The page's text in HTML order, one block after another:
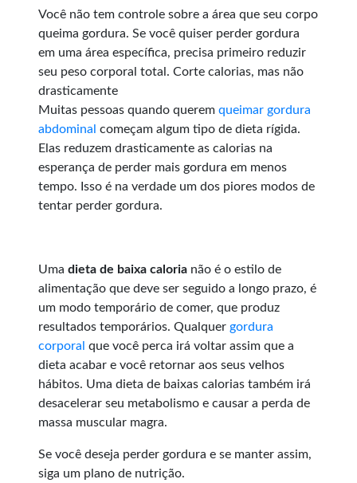
Você não tem controle sobre a área que seu corpo
queima gordura. Se você quiser perder gordura
em uma área específica, precisa primeiro reduzir
seu peso corporal total. Corte calorias, mas não
drasticamente
Muitas pessoas quando querem queimar gordura
abdominal começam algum tipo de dieta rígida.
Elas reduzem drasticamente as calorias na
esperança de perder mais gordura em menos
tempo. Isso é na verdade um dos piores modos de
tentar perder gordura.
Uma dieta de baixa caloria não é o estilo de
alimentação que deve ser seguido a longo prazo, é
um modo temporário de comer, que produz
resultados temporários. Qualquer gordura
corporal que você perca irá voltar assim que a
dieta acabar e você retornar aos seus velhos
hábitos. Uma dieta de baixas calorias também irá
desacelerar seu metabolismo e causar a perda de
massa muscular magra.
Se você deseja perder gordura e se manter assim,
siga um plano de nutrição.